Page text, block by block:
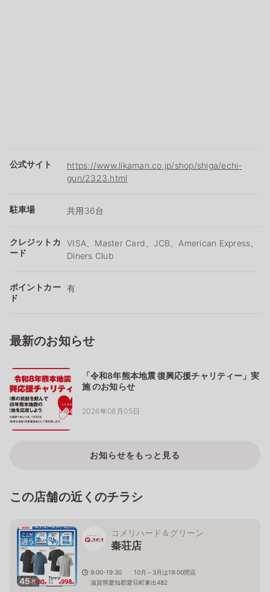
公式サイト
https://www.likaman.co.jp/shop/shiga/echi-
gun/2323.html
駐車場 共用36台
クレジットカ
ード
VISA、Master Card、JCB、American Express、
Diners Club
ポイントカー
ド
有
最新のお知らせ
「令和8年熊本地震 復興応援チャリティー」実
施 のお知らせ
2026年08月05日
お知らせをもっと見る
この店舗の近くのチラシ
45枚
コメリハード＆グリーン
秦荘店
9:00-19:30 10月～3月は19:00閉店
滋賀県愛知郡愛荘町東出482